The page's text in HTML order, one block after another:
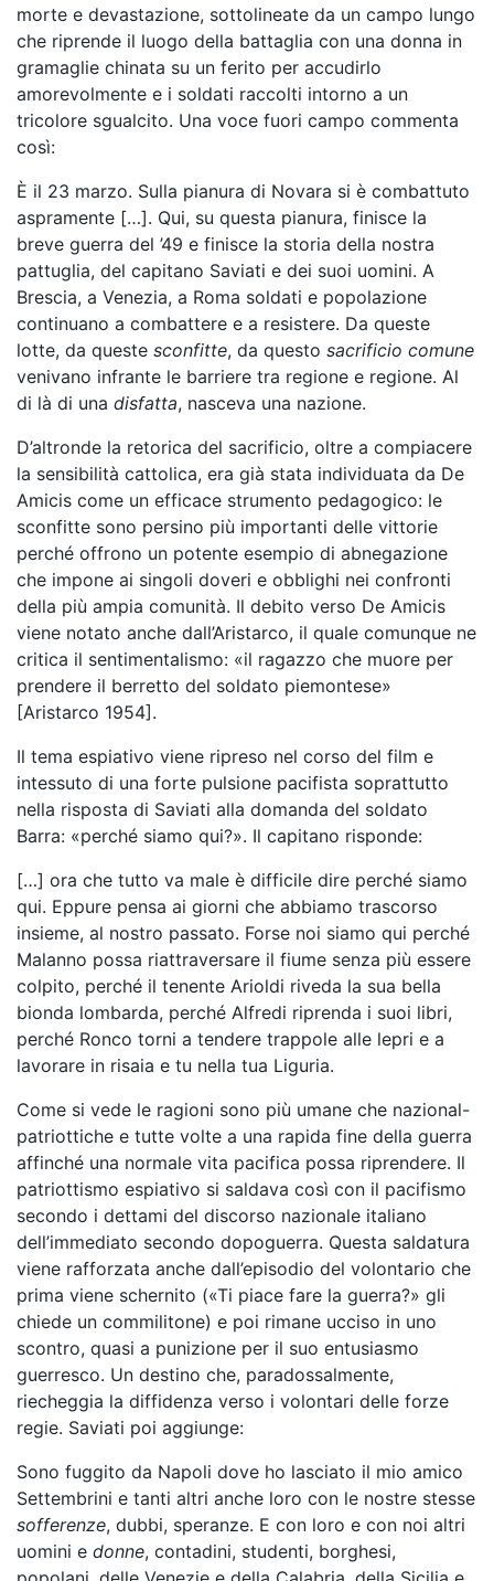
morte e devastazione, sottolineate da un campo lungo
che riprende il luogo della battaglia con una donna in
gramaglie chinata su un ferito per accudirlo
amorevolmente e i soldati raccolti intorno a un
tricolore sgualcito. Una voce fuori campo commenta
così:
È il 23 marzo. Sulla pianura di Novara si è combattuto
aspramente […]. Qui, su questa pianura, finisce la
breve guerra del ’49 e finisce la storia della nostra
pattuglia, del capitano Saviati e dei suoi uomini. A
Brescia, a Venezia, a Roma soldati e popolazione
continuano a combattere e a resistere. Da queste
lotte, da queste sconfitte, da questo sacrificio comune
venivano infrante le barriere tra regione e regione. Al
di là di una disfatta, nasceva una nazione.
D’altronde la retorica del sacrificio, oltre a compiacere
la sensibilità cattolica, era già stata individuata da De
Amicis come un efficace strumento pedagogico: le
sconfitte sono persino più importanti delle vittorie
perché offrono un potente esempio di abnegazione
che impone ai singoli doveri e obblighi nei confronti
della più ampia comunità. Il debito verso De Amicis
viene notato anche dall’Aristarco, il quale comunque ne
critica il sentimentalismo: «il ragazzo che muore per
prendere il berretto del soldato piemontese»
[Aristarco 1954].
Il tema espiativo viene ripreso nel corso del film e
intessuto di una forte pulsione pacifista soprattutto
nella risposta di Saviati alla domanda del soldato
Barra: «perché siamo qui?». Il capitano risponde:
[…] ora che tutto va male è difficile dire perché siamo
qui. Eppure pensa ai giorni che abbiamo trascorso
insieme, al nostro passato. Forse noi siamo qui perché
Malanno possa riattraversare il fiume senza più essere
colpito, perché il tenente Arioldi riveda la sua bella
bionda lombarda, perché Alfredi riprenda i suoi libri,
perché Ronco torni a tendere trappole alle lepri e a
lavorare in risaia e tu nella tua Liguria.
Come si vede le ragioni sono più umane che nazional-
patriottiche e tutte volte a una rapida fine della guerra
affinché una normale vita pacifica possa riprendere. Il
patriottismo espiativo si saldava così con il pacifismo
secondo i dettami del discorso nazionale italiano
dell’immediato secondo dopoguerra. Questa saldatura
viene rafforzata anche dall’episodio del volontario che
prima viene schernito («Ti piace fare la guerra?» gli
chiede un commilitone) e poi rimane ucciso in uno
scontro, quasi a punizione per il suo entusiasmo
guerresco. Un destino che, paradossalmente,
riecheggia la diffidenza verso i volontari delle forze
regie. Saviati poi aggiunge:
Sono fuggito da Napoli dove ho lasciato il mio amico
Settembrini e tanti altri anche loro con le nostre stesse
sofferenze, dubbi, speranze. E con loro e con noi altri
uomini e donne, contadini, studenti, borghesi,